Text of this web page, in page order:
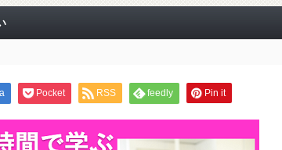
Pocket RSS feedly Pin it